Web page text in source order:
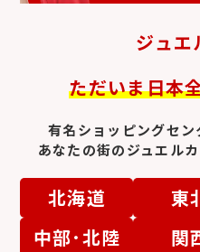
農協全国商品券
ジュエ
ただいま日本
有名ショッピングセン
あなたの街のジュエル
北海道 東
中部･北陸
関